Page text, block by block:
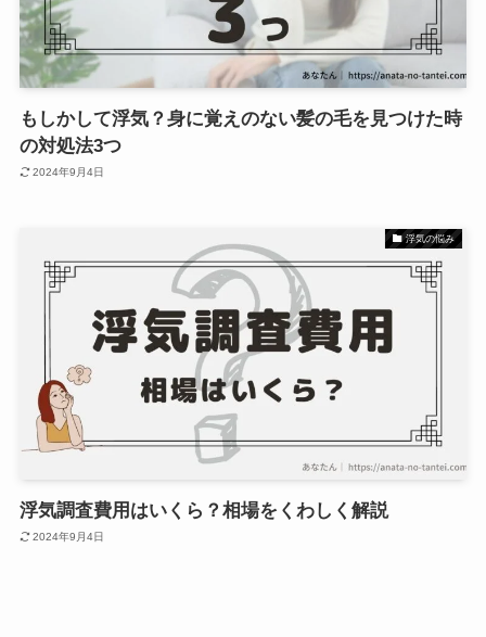
もしかして浮気？身に覚えのない髪の毛を見つけた時
の対処法3つ
2024年9月4日
浮気の悩み
浮気調査費用はいくら？相場をくわしく解説
2024年9月4日